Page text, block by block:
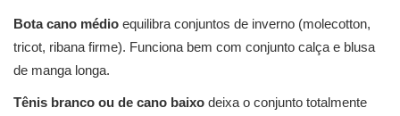
Bota cano médio equilibra conjuntos de inverno (molecotton,
tricot, ribana firme). Funciona bem com conjunto calça e blusa
de manga longa.
Tênis branco ou de cano baixo deixa o conjunto totalmente